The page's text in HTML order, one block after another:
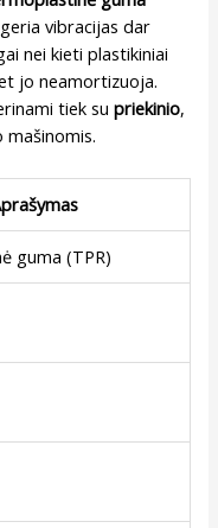
vibracijas dar
nei kieti plastikiniai
jo neamortizuoja.
tiek supriekinio,
guma (TPR)